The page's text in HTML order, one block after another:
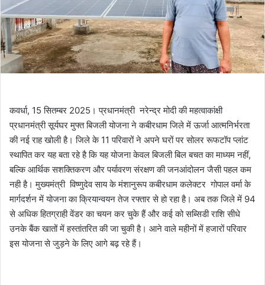
कवर्धा, 15 सितम्बर 2025। प्रधानमंत्री नरेन्द्र मोदी की महत्वाकांक्षी
प्रधानमंत्री सूर्यघर मुफ्त बिजली योजना ने कबीरधाम जिले में ऊर्जा आत्मनिर्भरता
की नई राह खोली है। जिले के 11 परिवारों ने अपने घरों पर सोलर रूफटॉप प्लांट
स्थापित कर यह बता रहे है कि यह योजना केवल बिजली बिल बचत का माध्यम नहीं,
बल्कि आर्थिक सशक्तिकरण और पर्यावरण संरक्षण की जनआंदोलन जैसी पहल कम
नही है। मुख्यमंत्री विष्णुदेव साय के मंशानुरूप कबीरधाम कलेक्टर गोपाल वर्मा के
मार्गदर्शन में योजना का क्रियान्वयन तेज रफ्तार से हो रहा है। अब तक जिले में 94
से अधिक हितग्राही वेंडर का चयन कर चुके हैं और कई को सब्सिडी राशि सीधे
उनके बैंक खातों में हस्तांतरित की जा चुकी है। आने वाले महीनों में हजारों परिवार
इस योजना से जुड़ने के लिए आगे बढ़ रहे हैं।